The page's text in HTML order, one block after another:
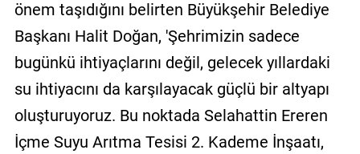
önem taşıdığını belirten Büyükşehir Belediye
Başkanı Halit Doğan, 'Şehrimizin sadece
bugünkü ihtiyaçlarını değil, gelecek yıllardaki
su ihtiyacını da karşılayacak güçlü bir altyapı
oluşturuyoruz. Bu noktada Selahattin Ereren
İçme Suyu Arıtma Tesisi 2. Kademe İnşaatı,